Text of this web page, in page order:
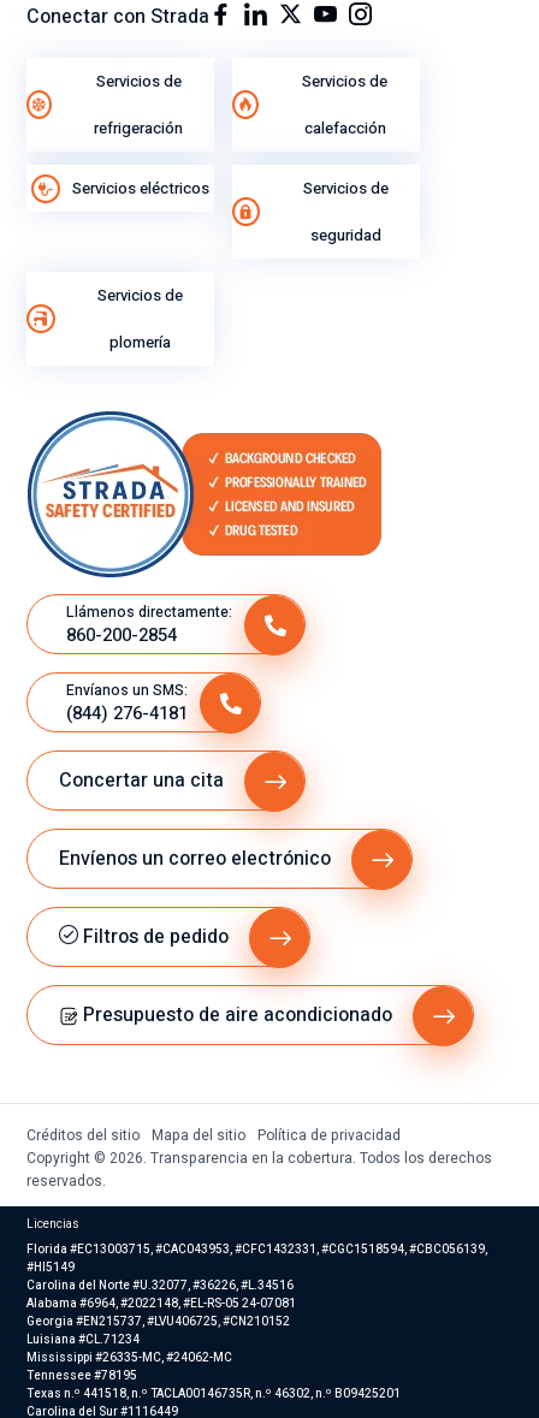
Conectar con Strada
Servicios de
refrigeración
Servicios de
calefacción
Servicios eléctricos Servicios de
seguridad
Servicios de
plomería
Llámenos directamente:
860-200-2854
Envíanos un SMS:
(844) 276-4181
Concertar una cita
Envíenos un correo electrónico
Filtros de pedido
Presupuesto de aire acondicionado
Créditos del sitio Mapa del sitio Política de privacidad
Copyright © 2026. Transparencia en la cobertura. Todos los derechos
reservados.
Licencias
Florida #EC13003715, #CAC043953, #CFC1432331, #CGC1518594, #CBC056139,
#HI5149
Carolina del Norte #U.32077, #36226, #L.34516
Alabama #6964, #2022148, #EL-RS-05 24-07081
Georgia #EN215737, #LVU406725, #CN210152
Luisiana #CL.71234
Mississippi #26335-MC, #24062-MC
Tennessee #78195
Texas n.º 441518, n.º TACLA00146735R, n.º 46302, n.º B09425201
Carolina del Sur #1116449